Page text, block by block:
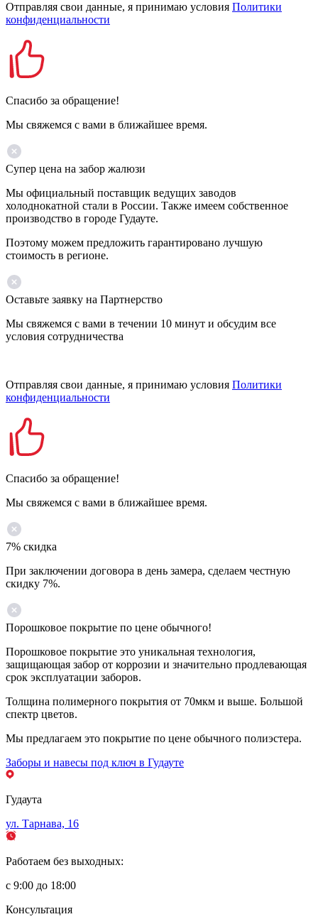
Отправляя свои данные, я принимаю условия Политики
конфиденциальности
Спасибо за обращение!
Мы свяжемся с вами в ближайшее время.
Супер цена на забор жалюзи
Мы официальный поставщик ведущих заводов
холоднокатной стали в России. Также имеем собственное
производство в городе Гудауте.
Поэтому можем предложить гарантировано лучшую
стоимость в регионе.
Оставьте заявку на Партнерство
Мы свяжемся с вами в течении 10 минут и обсудим все
условия сотрудничества
Отправляя свои данные, я принимаю условия Политики
конфиденциальности
Спасибо за обращение!
Мы свяжемся с вами в ближайшее время.
7% скидка
При заключении договора в день замера, сделаем честную
скидку 7%.
Порошковое покрытие по цене обычного!
Порошковое покрытие это уникальная технология,
защищающая забор от коррозии и значительно продлевающая
срок эксплуатации заборов.
Толщина полимерного покрытия от 70мкм и выше. Большой
спектр цветов.
Мы предлагаем это покрытие по цене обычного полиэстера.
Заборы и навесы под ключ в Гудауте
Гудаута
ул. Тарнава, 16
Работаем без выходных:
с 9:00 до 18:00
Консультация